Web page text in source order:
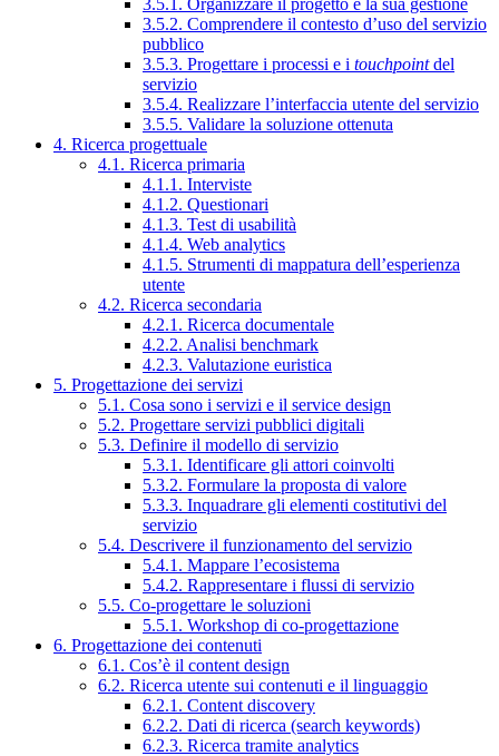
3.5.1. Organizzare il progetto e la sua gestione
3.5.2. Comprendere il contesto d’uso del servizio
pubblico
3.5.3. Progettare i processi e i touchpointdel
servizio
3.5.4. Realizzare l’interfaccia utente del servizio
3.5.5. Validare la soluzione ottenuta
4. Ricerca progettuale
4.1. Ricerca primaria
4.1.1. Interviste
4.1.2. Questionari
4.1.3. Test di usabilità
4.1.4. Web analytics
4.1.5. Strumenti di mappatura dell’esperienza
utente
4.2. Ricerca secondaria
4.2.1. Ricerca documentale
4.2.2. Analisi benchmark
4.2.3. Valutazione euristica
5. Progettazione dei servizi
5.1. Cosa sono i servizi e il service design
5.2. Progettare servizi pubblici digitali
5.3. Definire il modello di servizio
5.3.1. Identificare gli attori coinvolti
5.3.2. Formulare la proposta di valore
5.3.3. Inquadrare gli elementi costitutivi del
servizio
5.4. Descrivere il funzionamento del servizio
5.4.1. Mappare l’ecosistema
5.4.2. Rappresentare i flussi di servizio
5.5. Co-progettare le soluzioni
5.5.1. Workshop di co-progettazione
6. Progettazione dei contenuti
6.1. Cos’è il content design
6.2. Ricerca utente sui contenuti e il linguaggio
6.2.1. Content discovery
6.2.2. Dati di ricerca (search keywords)
6.2.3. Ricerca tramite analytics